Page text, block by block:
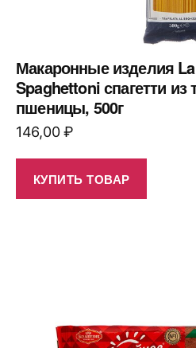
Макаронные изделия
Spaghettoni спагетти
пшеницы, 500г
146,00₽
КУПИТЬ ТОВАР